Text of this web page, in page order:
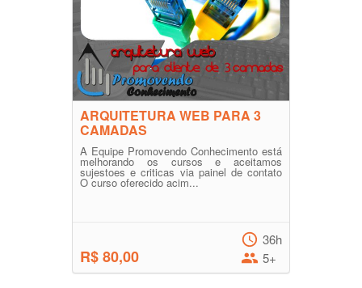
ARQUITETURA WEB PARA 3
CAMADAS
A Equipe Promovendo Conhecimento está
melhorando os cursos e aceitamos
sujestoes e criticas via painel de contato
O curso oferecido acim...
R$ 80,00
36h
5+